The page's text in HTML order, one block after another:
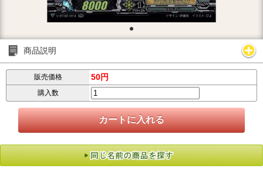
商品説明
販売価格 50円
購入数